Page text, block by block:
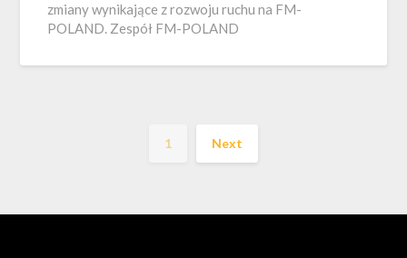
zmiany wynikające z rozwoju ruchu na FM-
POLAND. Zespół FM-POLAND
1 Next